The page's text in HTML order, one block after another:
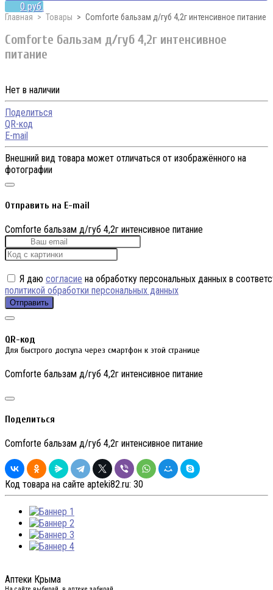
0 руб.
Главная Товары Comforte бальзам д/губ 4,2г интенсивное питание
Comforte бальзам д/губ 4,2г интенсивное
питание
Нет в наличии
Поделиться
QR-код
E-mail
Внешний вид товара может отличаться от изображённого на
фотографии
Отправить на E-mail
Comforte бальзам д/губ 4,2г интенсивное питание
Я даю согласие на обработку персональных данных в
политикой обработки персональных данных
Отправить
QR-код
Для быстрого доступа через смартфон к этой странице
Comforte бальзам д/губ 4,2г интенсивное питание
Поделиться
Comforte бальзам д/губ 4,2г интенсивное питание
Код товара на сайте apteki82.ru: 30
Аптеки Крыма